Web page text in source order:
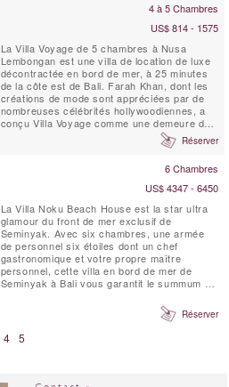
a Tout ce que vous pourriez jamais vouloir
4 à 5 Chambres
US$ 814 - 1575
La Villa Voyage de 5 chambres à Nusa
Lembongan est une villa de location de luxe
décontractée en bord de mer, à 25 minutes
de la côte est de Bali. Farah Khan, dont les
créations de mode sont appréciées par de
nombreuses célébrités hollywoodiennes, a
conçu Villa Voyage comme une demeure de
luxe pieds nus, tout en conservant le charme
d’antan des planchers en bois de cocotier,
des lampes en bois flotté dans un cadre ...
Réserver
6 Chambres
US$ 4347 - 6450
La Villa Noku Beach House est la star ultra
glamour du front de mer exclusif de
Seminyak. Avec six chambres, une armée
de personnel six étoiles dont un chef
gastronomique et votre propre maître
personnel, cette villa en bord de mer de
Seminyak à Bali vous garantit le summum du
divertissante avec terrasses et terrasses
couvertes, un spa avec bassin profond, de
vastes jardins tropicaux et un fabuleux court
de tennis en bord de mer flanquent...
Réserver
4 5